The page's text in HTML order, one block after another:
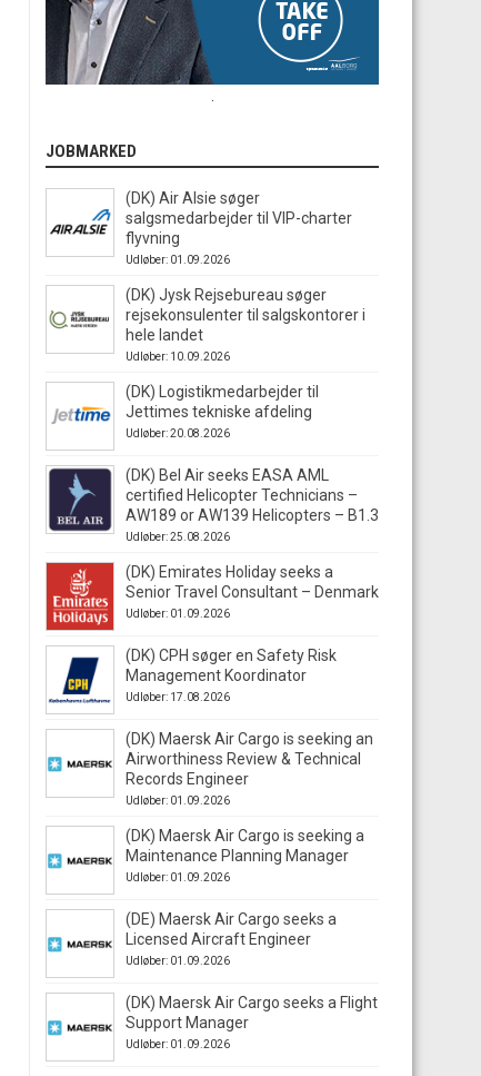
JOBMARKED
(DK) Air Alsie søger
salgsmedarbejder til VIP-charter
flyvning
Udløber: 01.09.2026
(DK) Jysk Rejsebureau søger
rejsekonsulenter til salgskontorer i
hele landet
Udløber: 10.09.2026
(DK) Logistikmedarbejder til
Jettimes tekniske afdeling
Udløber: 20.08.2026
(DK) Bel Air seeks EASA AML
certified Helicopter Technicians –
AW189 or AW139 Helicopters – B1.3
Udløber: 25.08.2026
(DK) Emirates Holiday seeks a
Senior Travel Consultant – Denmark
Udløber: 01.09.2026
(DK) CPH søger en Safety Risk
Management Koordinator
Udløber: 17.08.2026
(DK) Maersk Air Cargo is seeking an
Airworthiness Review & Technical
Records Engineer
Udløber: 01.09.2026
(DK) Maersk Air Cargo is seeking a
Maintenance Planning Manager
Udløber: 01.09.2026
(DE) Maersk Air Cargo seeks a
Licensed Aircraft Engineer
Udløber: 01.09.2026
(DK) Maersk Air Cargo seeks a Flight
Support Manager
Udløber: 01.09.2026